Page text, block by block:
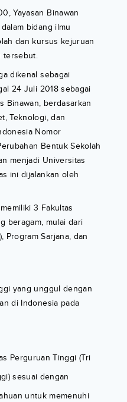
Yayasan Binawan
bidang ilmu
dan kursus kejuruan
tersebut.
dikenal sebagai
24 Juli 2018 sebagai
Binawan, berdasarkan
Teknologi, dan
Nomor
Bentuk Sekolah
menjadi Universitas
ini dijalankan oleh
3 Fakultas
beragam, mulai dari
Program Sarjana, dan
yang unggul dengan
di Indonesia pada
Perguruan Tinggi (Tri
sesuai dengan
untuk memenuhi